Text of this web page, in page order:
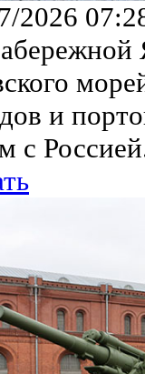
2026
и
с